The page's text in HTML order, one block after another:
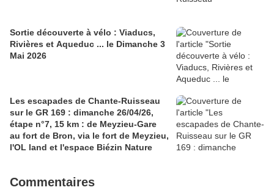
Sortie découverte à vélo : Viaducs,
Rivières et Aqueduc ... le Dimanche 3
Mai 2026
Les escapades de Chante-Ruisseau
sur le GR 169 : dimanche 26/04/26,
étape n°7, 15 km : de Meyzieu-Gare
au fort de Bron, via le fort de Meyzieu,
l'OL land et l'espace Biézin Nature
Commentaires